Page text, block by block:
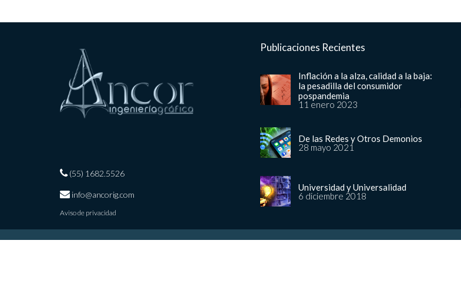
(55) 1682.5526
info@ancorig.com
Aviso de privacidad
Publicaciones Recientes
Inflación a la alza, calidad a la baja:
la pesadilla del consumidor
pospandemia
11 enero 2023
De las Redes y Otros Demonios
28 mayo 2021
Universidad y Universalidad
6 diciembre 2018